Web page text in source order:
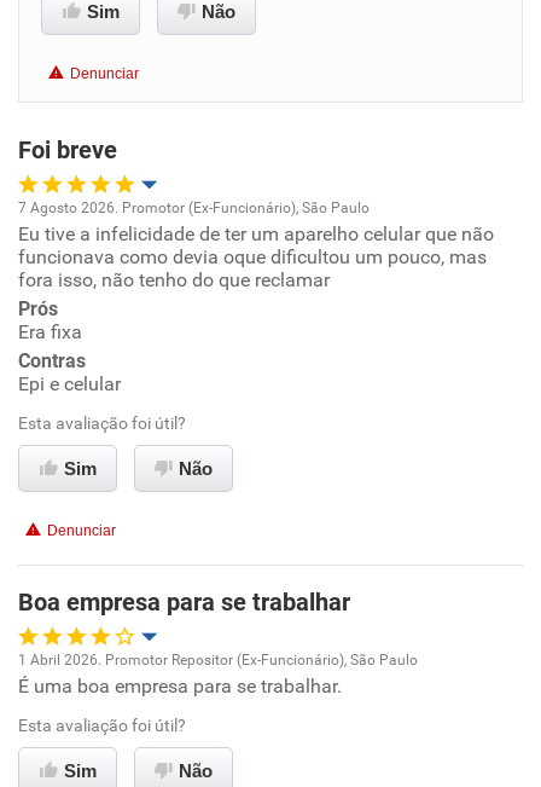
Sim Não
Denunciar
Foi breve
Oportunidade de promoção
Ambiente de trabalho
Conciliação com a vida familiar
Benefícios
Recomenda esta empresa
7 Agosto 2026. Promotor (Ex-Funcionário), São Paulo
Eu tive a infelicidade de ter um aparelho celular que não
funcionava como devia oque dificultou um pouco, mas
fora isso, não tenho do que reclamar
Prós
Era fixa
Contras
Epi e celular
Esta avaliação foi útil?
Sim Não
Denunciar
Boa empresa para se trabalhar
Oportunidade de promoção
Ambiente de trabalho
1 Abril 2026. Promotor Repositor (Ex-Funcionário), São Paulo
É uma boa empresa para se trabalhar.
Esta avaliação foi útil?
Sim Não